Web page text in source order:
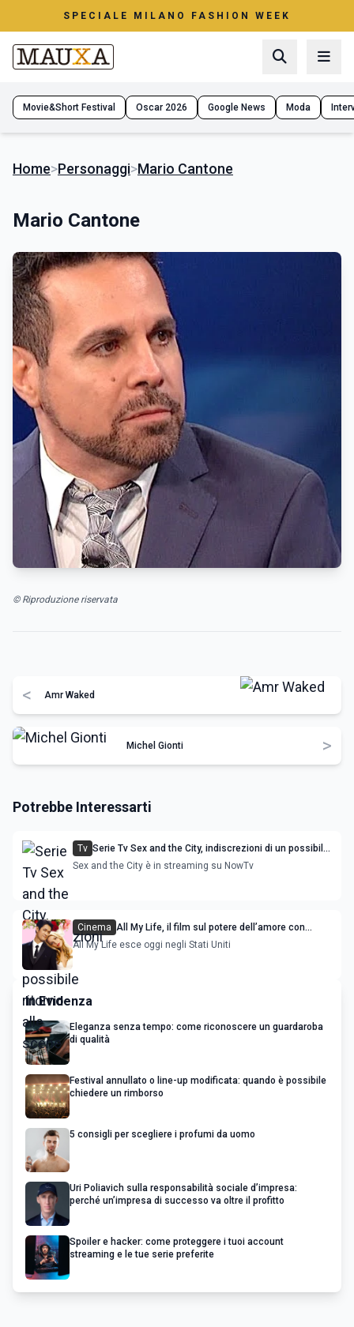
SPECIALE MILANO FASHION WEEK
Movie&Short Festival Oscar 2026 Google News Moda
Home>Personaggi>Mario Cantone
Mario Cantone
© Riproduzione riservata
< Amr Waked
Michel Gionti >
Potrebbe Interessarti
Tv Serie Tv Sex and the City, indiscrezioni di un possibile
ritorno alle scene
Sex and the City è in streaming su NowTv
Cinema All My Life, il film sul potere dell’amore con
Jessica Rothe
All My Life esce oggi negli Stati Uniti
In Evidenza
Eleganza senza tempo: come riconoscere un guardaroba
di qualità
Festival annullato o line-up modificata: quando è possibile
chiedere un rimborso
5 consigli per scegliere i profumi da uomo
Uri Poliavich sulla responsabilità sociale d’impresa:
perché un’impresa di successo va oltre il profitto
Spoiler e hacker: come proteggere i tuoi account
streaming e le tue serie preferite